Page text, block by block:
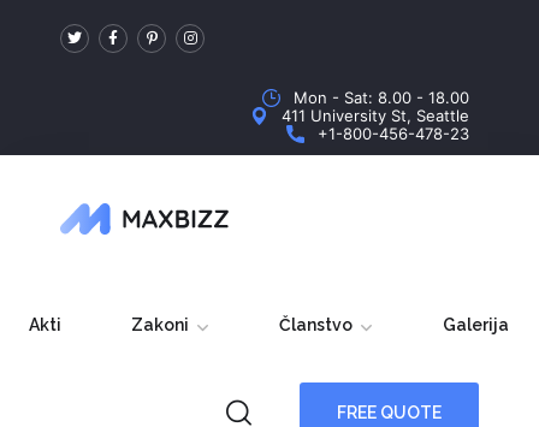
Mon - Sat: 8.00 - 18.00
411 University St, Seattle
+1-800-456-478-23
Akti Zakoni Članstvo Galerija
FREE QUOTE